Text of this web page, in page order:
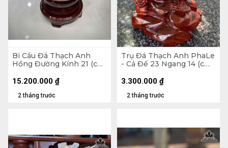
Bi Cầu Đá Thạch Anh
Hồng Đường Kính 21 (cm)
2 tháng trước
15.200.000 ₫
Trụ Đá Thạch Anh PhaLe
- Cả Đế 23 Ngang 14 (cm)
2 tháng trước
3.300.000 ₫